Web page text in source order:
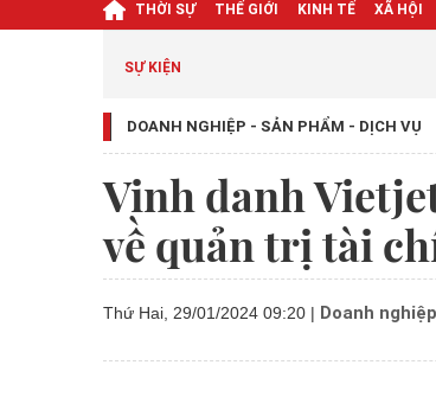
THỜI SỰ THẾ GIỚI KINH TẾ XÃ HỘI
SỰ KIỆN
DOANH NGHIỆP - SẢN PHẨM - DỊCH VỤ
Vinh danh
về quản trị tài
Thứ Hai, 29/01/2024 09:20 | Doanh